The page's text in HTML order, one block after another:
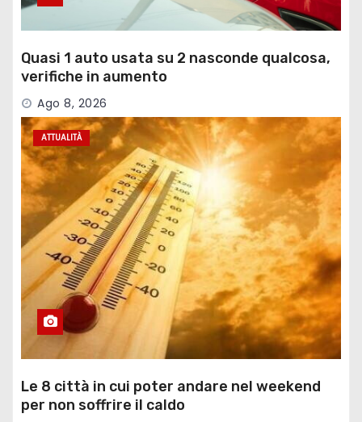
Quasi 1 auto usata su 2 nasconde qualcosa,
verifiche in aumento
Ago 8, 2026
ATTUALITÀ
Le 8 città in cui poter andare nel weekend
per non soffrire il caldo